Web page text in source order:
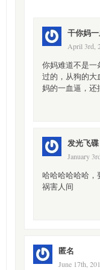
干你妈
April 3rd,
你妈难道不是一
过的，从狗的大
妈的一血逼，还
发光飞碟
January
哈哈哈哈哈哈，
祸害人间
匿名
June 17th,